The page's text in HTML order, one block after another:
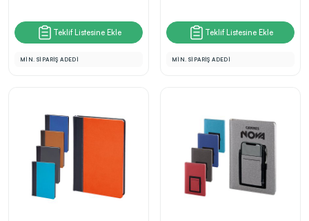
Teklif Listesine Ekle
MİN. SİPARİŞ ADEDİ
Teklif Listesine Ekle
MİN. SİPARİŞ ADEDİ